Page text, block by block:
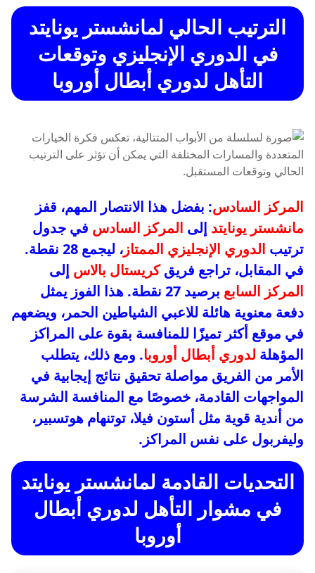
الترتيب الحالي لمانشستر يونايتد
في الدوري الإنجليزي وتوقعات
التأهل لدوري أبطال أوروبا
المركز السادس: بفضل هذا الانتصار المهم، قفز
مانشستر يونايتد إلى المركز السادس في جدول
ترتيب الدوري الإنجليزي الممتاز
، ليجمع 28 نقطة.
في المقابل، تراجع فريقكريستال بالاس إلى
المركز السابع
برصيد 27 نقطة. هذا الفوز يمثل
دفعة معنوية هائلة للاعبي الشياطين الحمر، ويضعهم
في موقع أكثر تميزًا للمنافسة بقوة على المراكز
المؤهلة لدوري أبطال أوروبا. ومع ذلك، يتطلب
الأمر من الفريق مواصلة تحقيق نتائج إيجابية في
المواجهات القادمة، خصوصًا مع المنافسة الشرسة
من أندية قوية مثل أستون فيلا، توتنهام هوتسبير،
وليفربول على نفس المراكز.
التحديات القادمة لمانشستر يونايتد
في مشوار التأهل لدوري أبطال
أوروبا